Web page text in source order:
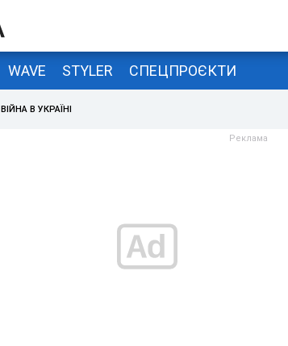
WAVE STYLER СПЕЦПРОЄКТИ
ВІЙНА В УКРАЇНІ